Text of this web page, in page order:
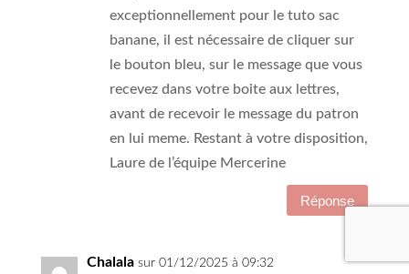
exceptionnellement pour le tuto sac
banane, il est nécessaire de cliquer sur
le bouton bleu, sur le message que vous
recevez dans votre boite aux lettres,
avant de recevoir le message du patron
en lui meme. Restant à votre disposition,
Laure de l’équipe Mercerine
Réponse
Chalala sur 01/12/2025 à 09:32